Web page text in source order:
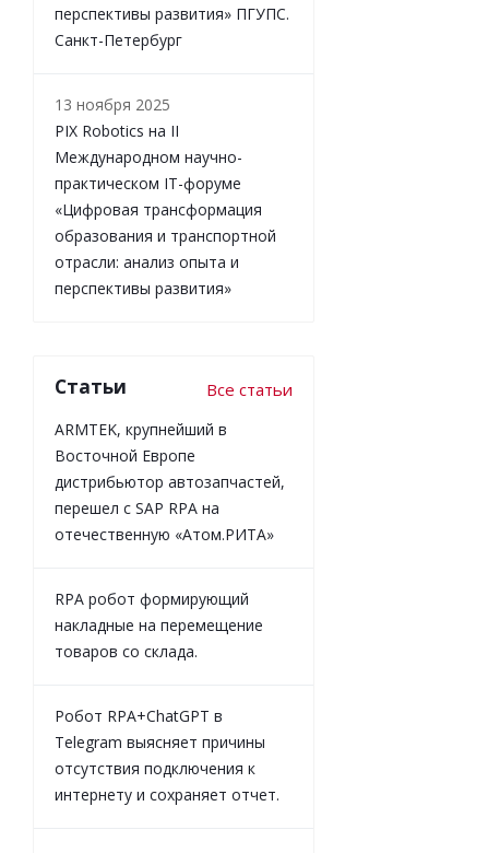
перспективы развития» ПГУПС.
Санкт-Петербург
13 ноября 2025
PIX Robotics на II
Международном научно-
практическом IT-форуме
«Цифровая трансформация
образования и транспортной
отрасли: анализ опыта и
перспективы развития»
Статьи Все статьи
ARMTEK, крупнейший в
Восточной Европе
дистрибьютор автозапчастей,
перешел с SAP RPA на
отечественную «Атом.РИТА»
RPA робот формирующий
накладные на перемещение
товаров со склада.
Робот RPA+ChatGPT в
Telegram выясняет причины
отсутствия подключения к
интернету и сохраняет отчет.